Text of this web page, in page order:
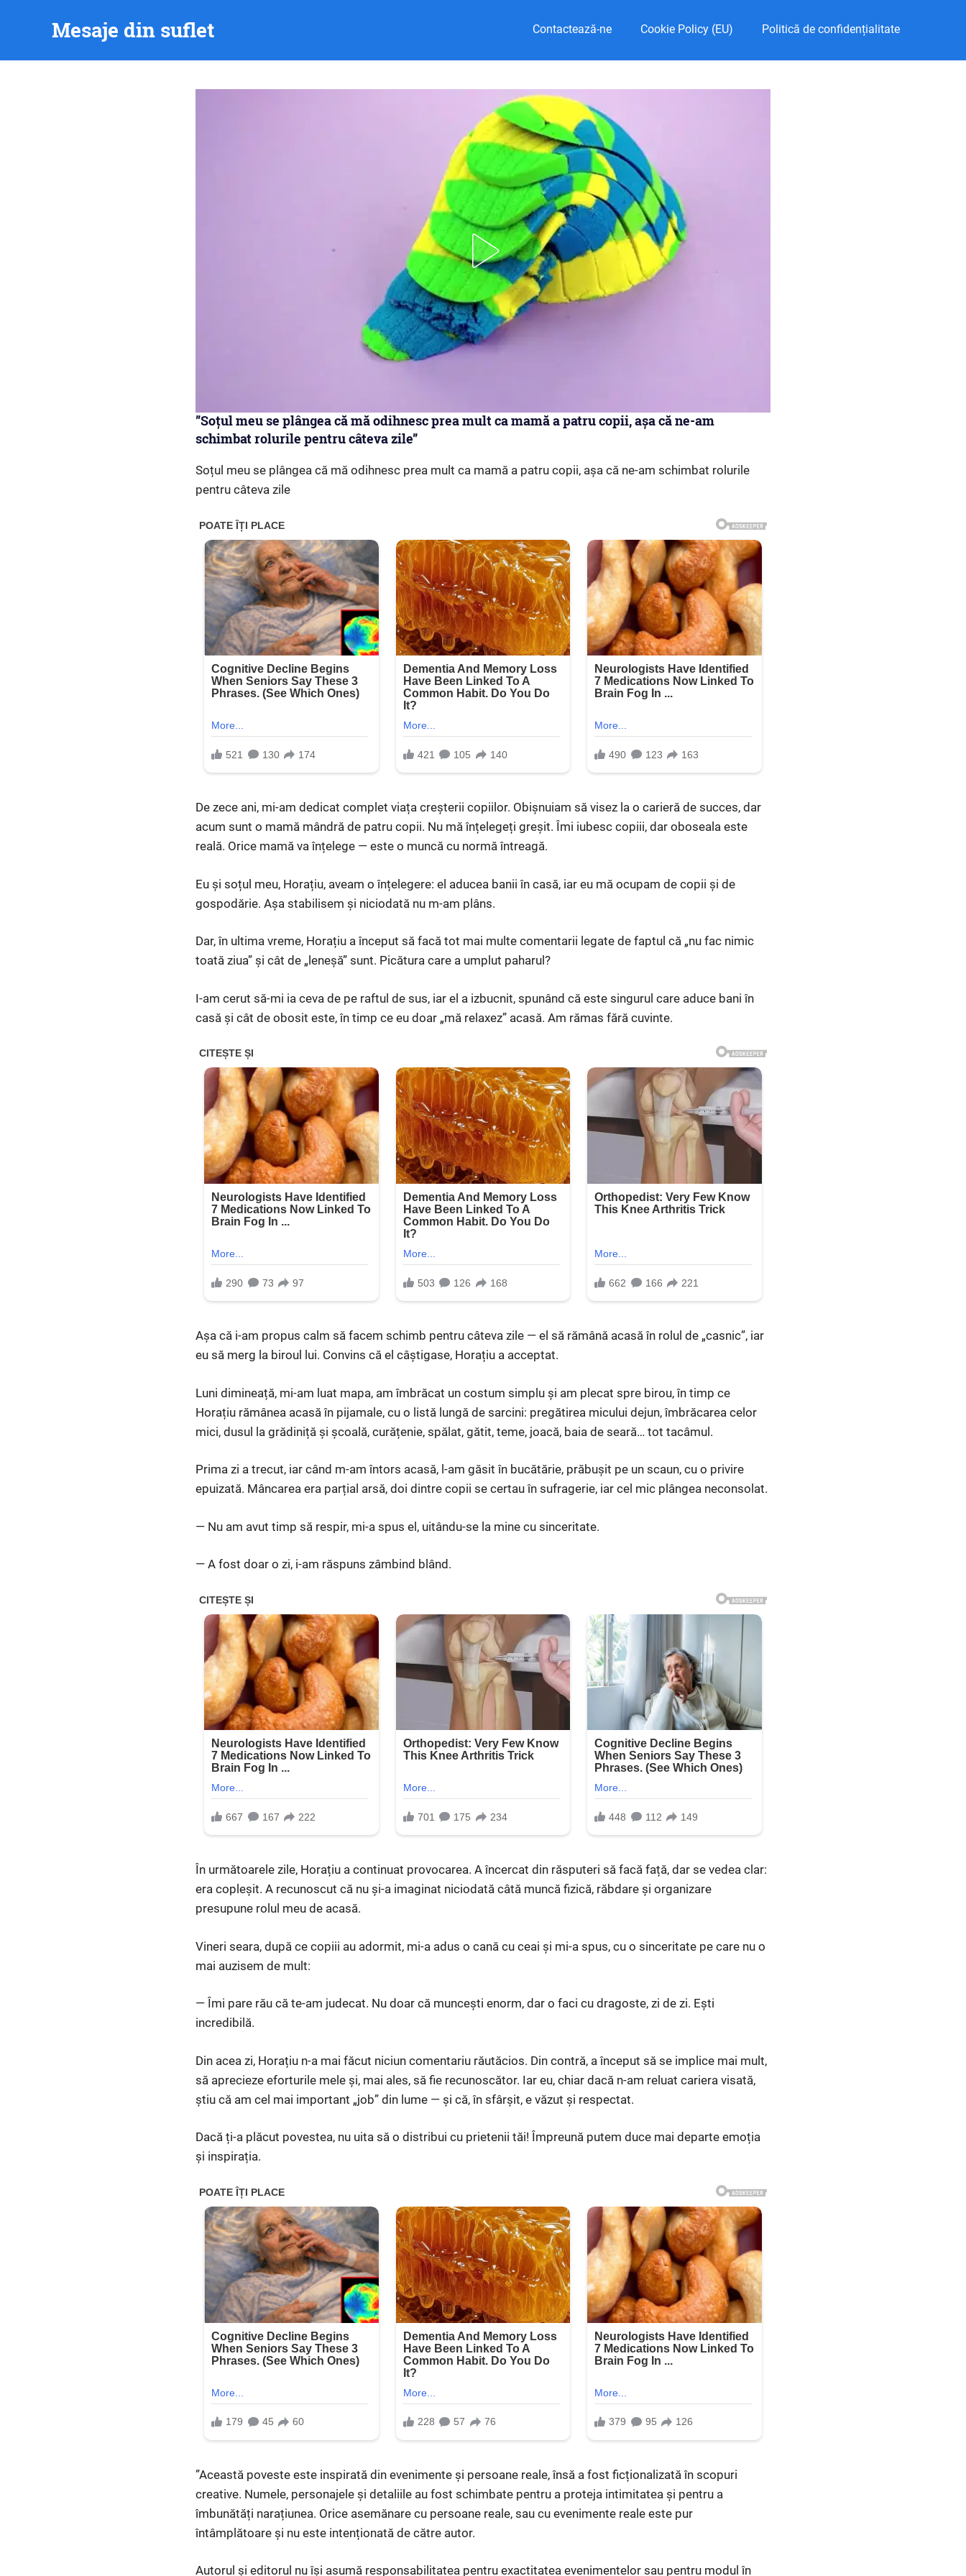
Mesaje din suflet Contactează-ne Cookie Policy (EU) Politică de confidențialitate
”Soțul meu se plângea că mă odihnesc prea mult ca mamă a patru copii, așa că ne-am
schimbat rolurile pentru câteva zile”
Soțul meu se plângea că mă odihnesc prea mult ca mamă a patru copii, așa că ne-am schimbat rolurile
pentru câteva zile
De zece ani, mi-am dedicat complet viața creșterii copiilor. Obișnuiam să visez la o carieră de succes, dar
acum sunt o mamă mândră de patru copii. Nu mă înțelegeți greșit. Îmi iubesc copiii, dar oboseala este
reală. Orice mamă va înțelege — este o muncă cu normă întreagă.
Eu și soțul meu, Horațiu, aveam o înțelegere: el aducea banii în casă, iar eu mă ocupam de copii și de
gospodărie. Așa stabilisem și niciodată nu m-am plâns.
Dar, în ultima vreme, Horațiu a început să facă tot mai multe comentarii legate de faptul că „nu fac nimic
toată ziua” și cât de „leneșă” sunt. Picătura care a umplut paharul?
I-am cerut să-mi ia ceva de pe raftul de sus, iar el a izbucnit, spunând că este singurul care aduce bani în
casă și cât de obosit este, în timp ce eu doar „mă relaxez” acasă. Am rămas fără cuvinte.
Așa că i-am propus calm să facem schimb pentru câteva zile — el să rămână acasă în rolul de „casnic”, iar
eu să merg la biroul lui. Convins că el câștigase, Horațiu a acceptat.
Luni dimineață, mi-am luat mapa, am îmbrăcat un costum simplu și am plecat spre birou, în timp ce
Horațiu rămânea acasă în pijamale, cu o listă lungă de sarcini: pregătirea micului dejun, îmbrăcarea celor
mici, dusul la grădiniță și școală, curățenie, spălat, gătit, teme, joacă, baia de seară… tot tacâmul.
Prima zi a trecut, iar când m-am întors acasă, l-am găsit în bucătărie, prăbușit pe un scaun, cu o privire
epuizată. Mâncarea era parțial arsă, doi dintre copii se certau în sufragerie, iar cel mic plângea neconsolat.
— Nu am avut timp să respir, mi-a spus el, uitându-se la mine cu sinceritate.
— A fost doar o zi, i-am răspuns zâmbind blând.
În următoarele zile, Horațiu a continuat provocarea. A încercat din răsputeri să facă față, dar se vedea clar:
era copleșit. A recunoscut că nu și-a imaginat niciodată câtă muncă fizică, răbdare și organizare
presupune rolul meu de acasă.
Vineri seara, după ce copiii au adormit, mi-a adus o cană cu ceai și mi-a spus, cu o sinceritate pe care nu o
mai auzisem de mult:
— Îmi pare rău că te-am judecat. Nu doar că muncești enorm, dar o faci cu dragoste, zi de zi. Ești
incredibilă.
Din acea zi, Horațiu n-a mai făcut niciun comentariu răutăcios. Din contră, a început să se implice mai mult,
să aprecieze eforturile mele și, mai ales, să fie recunoscător. Iar eu, chiar dacă n-am reluat cariera visată,
știu că am cel mai important „job” din lume — și că, în sfârșit, e văzut și respectat.
Dacă ți-a plăcut povestea, nu uita să o distribui cu prietenii tăi! Împreună putem duce mai departe emoția
și inspirația.
”Această poveste este inspirată din evenimente și persoane reale, însă a fost ficționalizată în scopuri
creative. Numele, personajele și detaliile au fost schimbate pentru a proteja intimitatea și pentru a
îmbunătăți narațiunea. Orice asemănare cu persoane reale, sau cu evenimente reale este pur
întâmplătoare și nu este intenționată de către autor.
Autorul și editorul nu își asumă responsabilitatea pentru exactitatea evenimentelor sau pentru modul în